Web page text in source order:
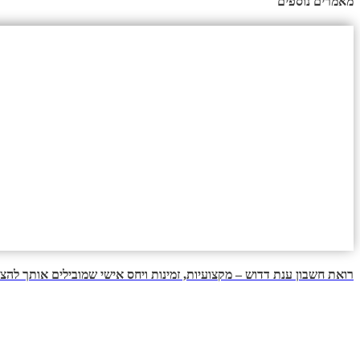
רואת חשבון ענת דדוש – מקצועיות, זמינות ויחס אישי שמובילים אותך